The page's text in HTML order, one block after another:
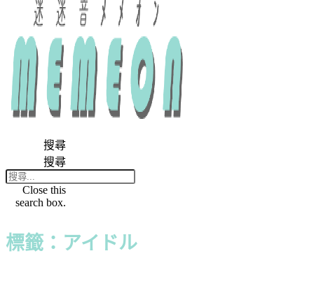
搜尋
搜尋
Close this
search box.
標籤：アイドル